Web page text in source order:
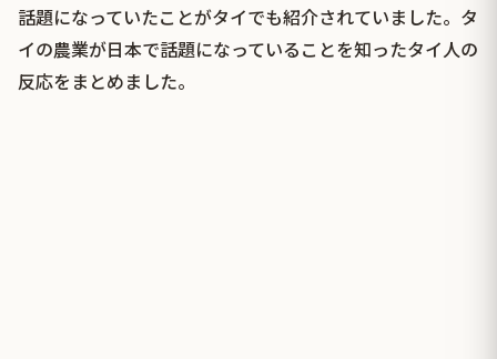
話題になっていたことがタイでも紹介されていました。タ
イの農業が日本で話題になっていることを知ったタイ人の
反応をまとめました。